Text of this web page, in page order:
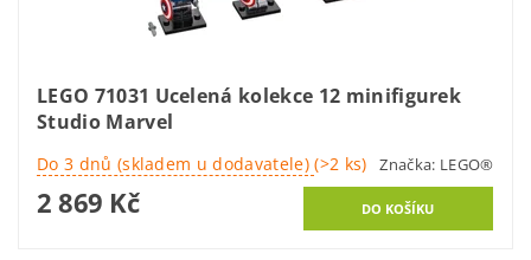
LEGO 71031 Ucelená kolekce 12 minifigurek
Studio Marvel
Do 3 dnů (skladem u dodavatele)(>2 ks) Značka: LEGO®
2 869 Kč